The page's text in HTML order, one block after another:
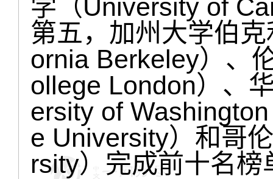
学（University of
第五，加州大学伯
ornia Berkeley）、
ollege London）、
ersity of
e University）和哥
rsity）完成前十名榜